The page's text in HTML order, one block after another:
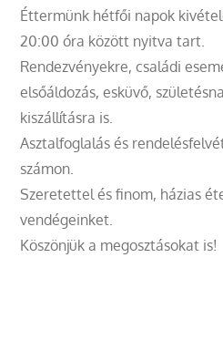
Éttermünk hétfői napok
20:00 óra között nyitva tart.
Rendezvényekre, családi
elsőáldozás, esküvő,
kiszállításra is.
Asztalfoglalás és
számon.
Szeretettel és finom, házias
vendégeinket.
Köszönjük a megosztásokat is!